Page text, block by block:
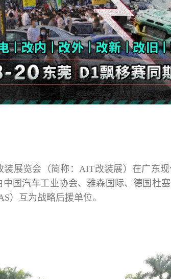
装展览会（简称：AIT改装展）在广东
国汽车工业协会、雅森国际、德国杜
）互为战略后援单位。